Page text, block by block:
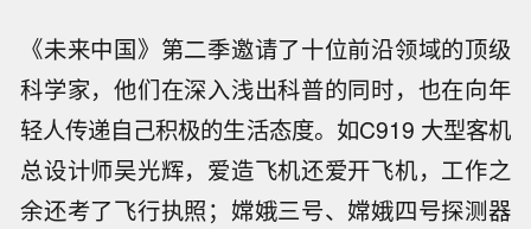
《未来中国》第二季邀请了十位前沿领域的顶级
科学家，他们在深入浅出科普的同时，也在向年
轻人传递自己积极的生活态度。如C919 大型客机
总设计师吴光辉，爱造飞机还爱开飞机，工作之
余还考了飞行执照；嫦娥三号、嫦娥四号探测器